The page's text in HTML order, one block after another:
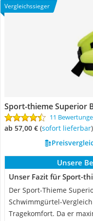
Vergleichssieger
Sport-thieme Superior
11
ab 57,00 € ( Sofort lieferbar)
Unsere
Unser Fazit für Sport-
Der Sport-Thieme
Schwimmgürtel-
Tragekomfort. Da er